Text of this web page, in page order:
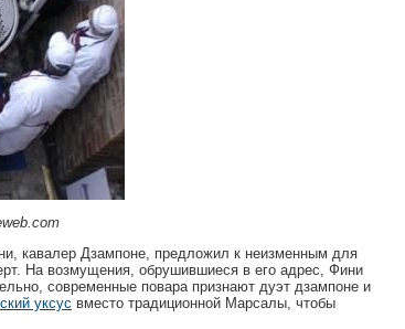
кавалер Дзампоне, предложил к неизменным для
На возмущения, обрушившиеся в его адрес, Фини
современные повара признают дуэт дзампоне и
уксус вместо традиционной Марсалы, чтобы